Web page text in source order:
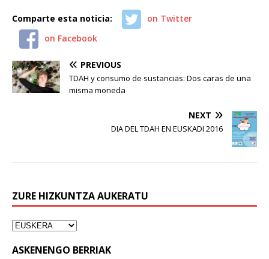
Comparte esta noticia:
on Twitter
on Facebook
PREVIOUS
TDAH y consumo de sustancias: Dos caras de una
misma moneda
NEXT
DIA DEL TDAH EN EUSKADI 2016
ZURE HIZKUNTZA AUKERATU
ASKENENGO BERRIAK